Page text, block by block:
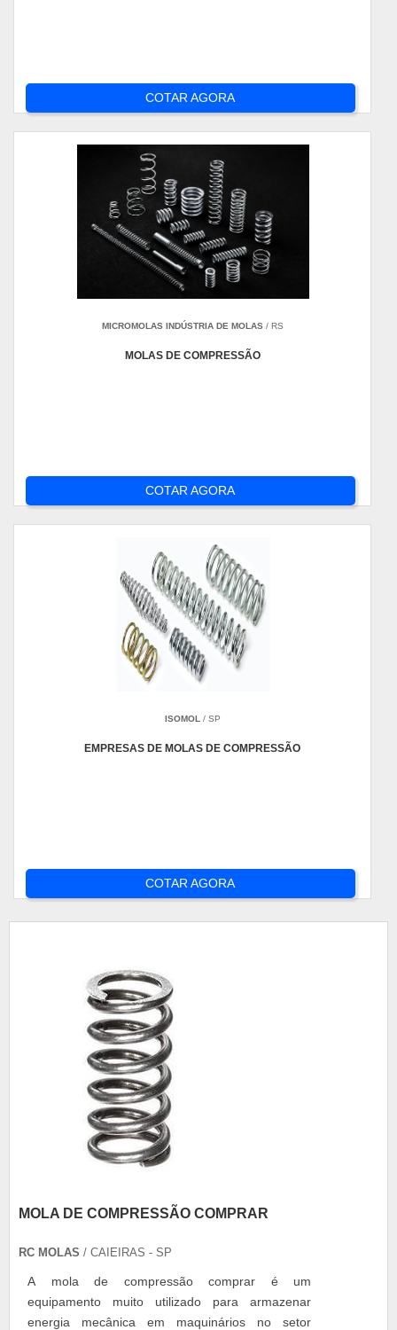
COTAR AGORA
MICROMOLAS INDÚSTRIA DE MOLAS/ RS
MOLAS DE COMPRESSÃO
COTAR AGORA
ISOMOL / SP
EMPRESAS DE MOLAS DE COMPRESSÃO
COTAR AGORA
MOLA DE COMPRESSÃO COMPRAR
RC MOLAS / CAIEIRAS - SP
A mola de compressão comprar é um
equipamento muito utilizado para armazenar
energia mecânica em maquinários no setor